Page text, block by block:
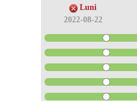
Luni
2022-08-22